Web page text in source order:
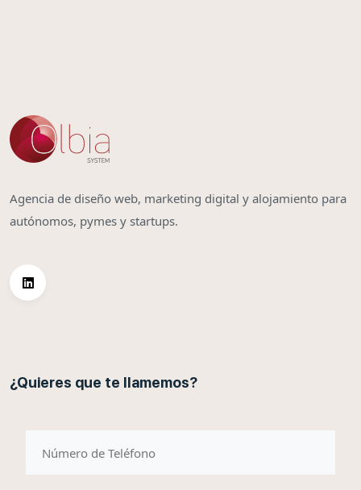
Agencia de diseño web, marketing digital y alojamiento para
autónomos, pymes y startups.
¿Quieres que te llamemos?